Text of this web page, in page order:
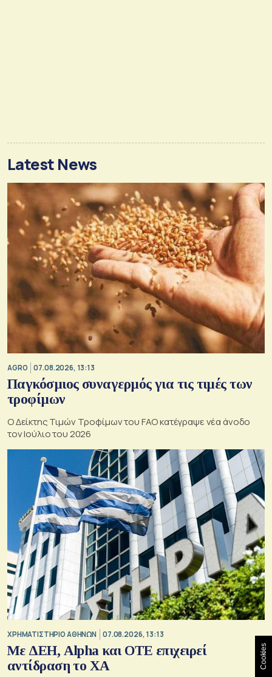
Latest News
AGRO 07.08.2026, 13:13
Παγκόσμιος συναγερμός για τις τιμές των
τροφίμων
Ο Δείκτης Τιμών Τροφίμων του FAO κατέγραψε νέα άνοδο
τον Ιούλιο του 2026
XΡΗΜΑΤΙΣΤΗΡΙΟ ΑΘΗΝΩΝ 07.08.2026, 13:13
Με ΔΕΗ, Alpha και ΟΤΕ επιχειρεί
αντίδραση το ΧΑ
Cookies